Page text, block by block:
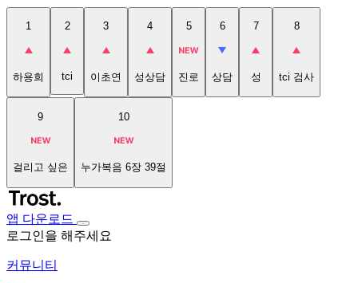
1
하용희
2
tci
3
이초연
4
성상담
5
진로
6
상담
7
성
8
tci 검사
9
걸리고 싶은
10
누가복음 6장 39절
앱 다운로드
로그인을 해주세요
커뮤니티